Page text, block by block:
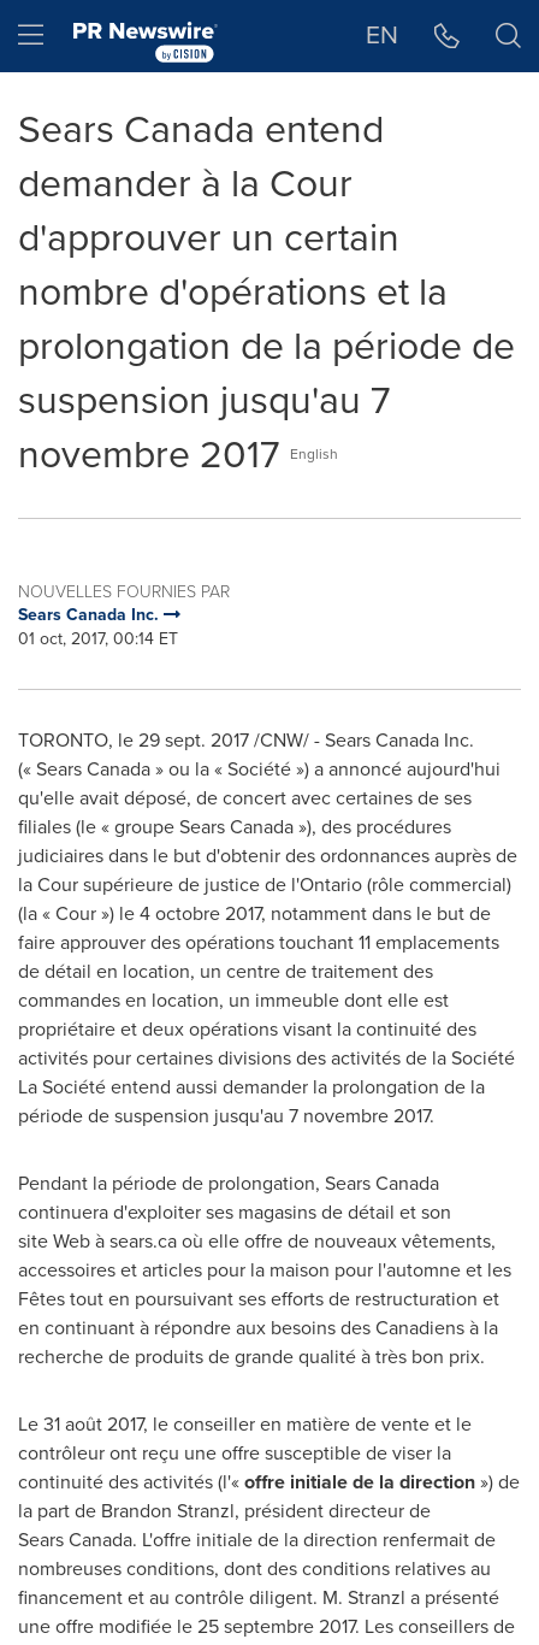
Hamburger menu EN
Sears Canada entend
demander à la Cour
d'approuver un certain
nombre d'opérations et la
prolongation de la période de
suspension jusqu'au 7
novembre 2017 English
NOUVELLES FOURNIES PAR
Sears Canada Inc.
01 oct, 2017, 00:14 ET
TORONTO, le29 sept. 2017/CNW/ - Sears Canada Inc.
(« Sears Canada » ou la « Société ») a annoncé aujourd'hui
qu'elle avait déposé, de concert avec certaines de ses
filiales (le « groupe Sears Canada »), des procédures
judiciaires dans le but d'obtenir des ordonnances auprès de
la Cour supérieure de justice de l'Ontario(rôle commercial)
(la « Cour ») le 4 octobre 2017, notamment dans le but de
faire approuver des opérations touchant 11 emplacements
de détail en location, un centre de traitement des
commandes en location, un immeuble dont elle est
propriétaire et deux opérations visant la continuité des
activités pour certaines divisions des activités de la Société
La Société entend aussi demander la prolongation de la
période de suspension jusqu'au 7 novembre 2017.
Pendant la période de prolongation, Sears Canada
continuera d'exploiter ses magasins de détail et son
site Web à sears.ca où elle offre de nouveaux vêtements,
accessoires et articles pour la maison pour l'automne et les
Fêtes tout en poursuivant ses efforts de restructuration et
en continuant à répondre aux besoins des Canadiens à la
recherche de produits de grande qualité à très bon prix.
Le 31 août 2017, le conseiller en matière de vente et le
contrôleur ont reçu une offre susceptible de viser la
continuité des activités (l'«offre initiale de la direction») de
la part de Brandon Stranzl, président directeur de
Sears Canada. L'offre initiale de la direction renfermait de
nombreuses conditions, dont des conditions relatives au
financement et au contrôle diligent. M. Stranzl a présenté
une offre modifiée le 25 septembre 2017. Les conseillers de